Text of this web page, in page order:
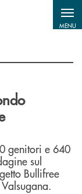
MENU
genitori e 640
sul
Bullifree